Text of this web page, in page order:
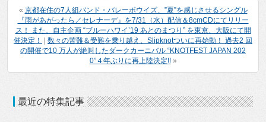
« 京都在住の7人組バンド・バレーボウイズ、”夏”を感じさせるシングル
『雨があがったら／セレナーデ』を7/31（水）配信＆8cmCDにてリリー
ス！ また、自主企画 “ブルーハワイ’19 あとのまつり” を東京、大阪にて開
催決定！
| 数々の苦難＆受難を乗り越え、Slipknotついに再始動！ 過去2 回
の開催で10 万⼈が絶叫したダークカーニバル “KNOTFEST JAPAN 202
0”４年ぶりに再上陸決定!!»
最近の特集記事